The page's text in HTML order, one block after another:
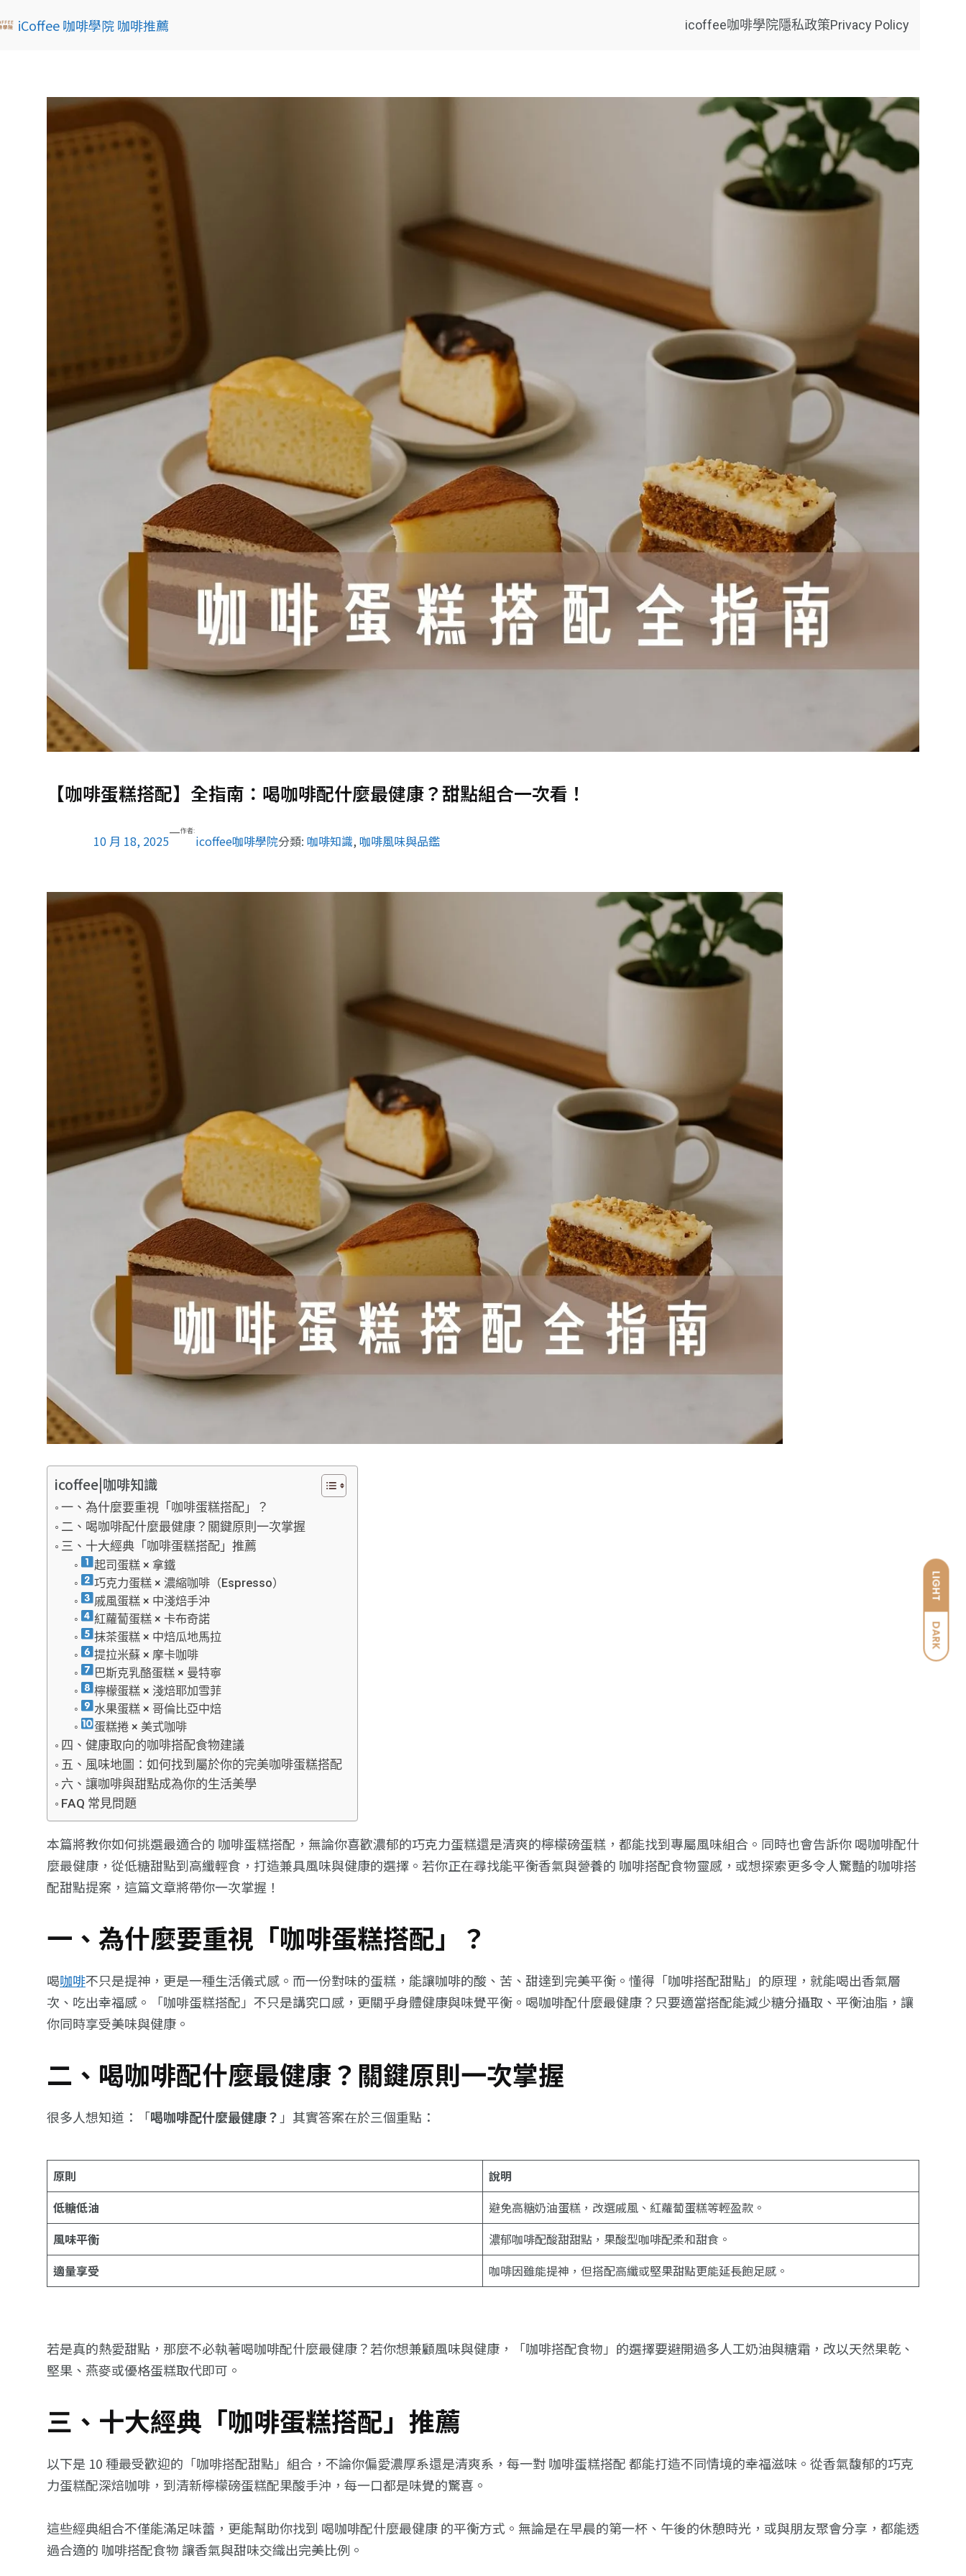
LIGHT
DARK
iCoffee 咖啡學院 咖啡推薦 icoffee咖啡學院隱私政策Privacy Policy
【咖啡蛋糕搭配】全指南：喝咖啡配什麼最健康？甜點組合一次看！
10 月 18, 2025
—作者:
icoffee咖啡學院分類: 咖啡知識, 咖啡風味與品鑑
icoffee|咖啡知識
一、為什麼要重視「咖啡蛋糕搭配」？
二、喝咖啡配什麼最健康？關鍵原則一次掌握
三、十大經典「咖啡蛋糕搭配」推薦
起司蛋糕 × 拿鐵
巧克力蛋糕 × 濃縮咖啡（Espresso）
戚風蛋糕 × 中淺焙手沖
紅蘿蔔蛋糕 × 卡布奇諾
抹茶蛋糕 × 中焙瓜地馬拉
提拉米蘇 × 摩卡咖啡
巴斯克乳酪蛋糕 × 曼特寧
檸檬蛋糕 × 淺焙耶加雪菲
水果蛋糕 × 哥倫比亞中焙
蛋糕捲 × 美式咖啡
四、健康取向的咖啡搭配食物建議
五、風味地圖：如何找到屬於你的完美咖啡蛋糕搭配
六、讓咖啡與甜點成為你的生活美學
FAQ 常見問題
本篇將教你如何挑選最適合的 咖啡蛋糕搭配，無論你喜歡濃郁的巧克力蛋糕還是清爽的檸檬磅蛋糕，都能找到專屬風味組合。同時也會告訴你 喝咖啡配什
麼最健康，從低糖甜點到高纖輕食，打造兼具風味與健康的選擇。若你正在尋找能平衡香氣與營養的 咖啡搭配食物靈感，或想探索更多令人驚豔的咖啡搭
配甜點提案，這篇文章將帶你一次掌握！
一、為什麼要重視「咖啡蛋糕搭配」？
喝咖啡不只是提神，更是一種生活儀式感。而一份對味的蛋糕，能讓咖啡的酸、苦、甜達到完美平衡。懂得「咖啡搭配甜點」的原理，就能喝出香氣層
次、吃出幸福感。「咖啡蛋糕搭配」不只是講究口感，更關乎身體健康與味覺平衡。喝咖啡配什麼最健康？只要適當搭配能減少糖分攝取、平衡油脂，讓
你同時享受美味與健康。
二、喝咖啡配什麼最健康？關鍵原則一次掌握
很多人想知道：「喝咖啡配什麼最健康？ 」其實答案在於三個重點：
原則
說明
低糖低油
避免高糖奶油蛋糕，改選戚風、紅蘿蔔蛋糕等輕盈款。
風味平衡
濃郁咖啡配酸甜甜點，果酸型咖啡配柔和甜食。
適量享受
咖啡因雖能提神，但搭配高纖或堅果甜點更能延長飽足感。
若是真的熱愛甜點，那麼不必執著喝咖啡配什麼最健康？若你想兼顧風味與健康，「咖啡搭配食物」的選擇要避開過多人工奶油與糖霜，改以天然果乾、
堅果、燕麥或優格蛋糕取代即可。
三、十大經典「咖啡蛋糕搭配」推薦
以下是 10 種最受歡迎的「咖啡搭配甜點」組合，不論你偏愛濃厚系還是清爽系，每一對 咖啡蛋糕搭配 都能打造不同情境的幸福滋味。從香氣馥郁的巧克
力蛋糕配深焙咖啡，到清新檸檬磅蛋糕配果酸手沖，每一口都是味覺的驚喜。
這些經典組合不僅能滿足味蕾，更能幫助你找到 喝咖啡配什麼最健康 的平衡方式。無論是在早晨的第一杯、午後的休憩時光，或與朋友聚會分享，都能透
過合適的 咖啡搭配食物 讓香氣與甜味交織出完美比例。